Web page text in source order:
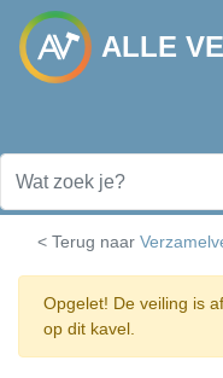
ALLE
< Terug naar
Opgelet! De veiling is
op dit kavel.